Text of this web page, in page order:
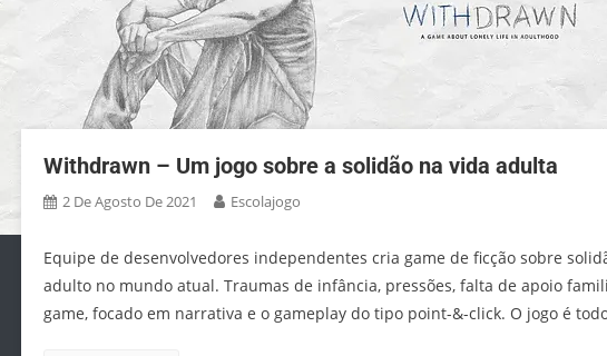
Withdrawn – Um jogo sobre a solidão na vida adulta
2 De Agosto De 2021 Escolajogo
Equipe de desenvolvedores independentes cria game de ficção sobre
adulto no mundo atual. Traumas de infância, pressões, falta de apoio
game, focado em narrativa e o gameplay do tipo point-&-click. O jogo é